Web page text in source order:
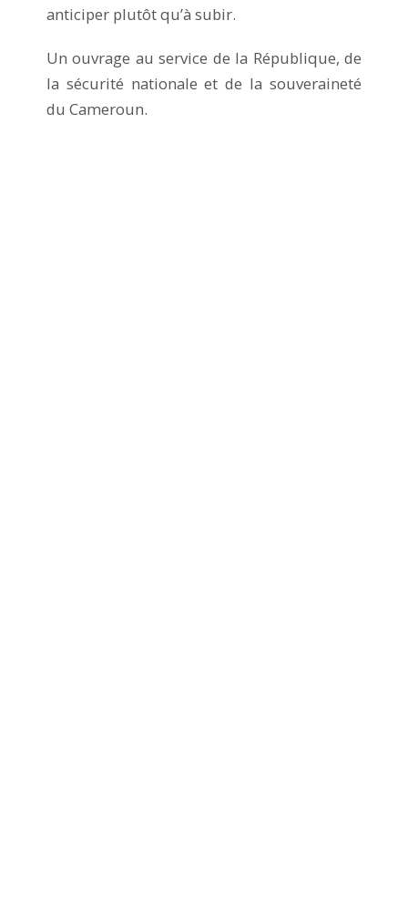
anticiper plutôt qu’à subir.
Un ouvrage au service de la République, de
la sécurité nationale et de la souveraineté
du Cameroun.